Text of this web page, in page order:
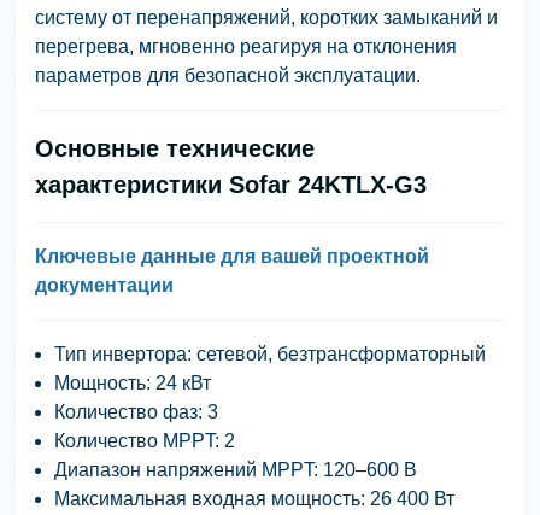
систему от перенапряжений, коротких замыканий и
перегрева, мгновенно реагируя на отклонения
параметров для безопасной эксплуатации.
Основные технические
характеристики Sofar 24KTLX-G3
Ключевые данные для вашей проектной
документации
Тип инвертора: сетевой, безтрансформаторный
Мощность: 24 кВт
Количество фаз: 3
Количество MPPT: 2
Диапазон напряжений MPPT: 120–600 В
Максимальная входная мощность: 26 400 Вт